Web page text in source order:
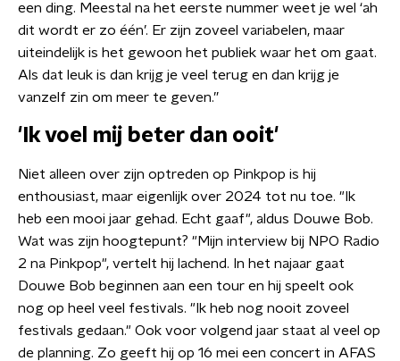
een ding. Meestal na het eerste nummer weet je wel ‘ah
dit wordt er zo één’. Er zijn zoveel variabelen, maar
uiteindelijk is het gewoon het publiek waar het om gaat.
Als dat leuk is dan krijg je veel terug en dan krijg je
vanzelf zin om meer te geven.”
'Ik voel mij beter dan ooit'
Niet alleen over zijn optreden op Pinkpop is hij
enthousiast, maar eigenlijk over 2024 tot nu toe. "Ik
heb een mooi jaar gehad. Echt gaaf", aldus Douwe Bob.
Wat was zijn hoogtepunt? "Mijn interview bij NPO Radio
2 na Pinkpop", vertelt hij lachend. In het najaar gaat
Douwe Bob beginnen aan een tour en hij speelt ook
nog op heel veel festivals. "Ik heb nog nooit zoveel
festivals gedaan." Ook voor volgend jaar staat al veel op
de planning. Zo geeft hij op 16 mei een concert in AFAS